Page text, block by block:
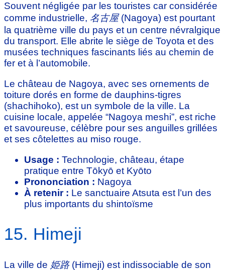
Souvent négligée par les touristes car considérée
comme industrielle, 名古屋(Nagoya) est pourtant
la quatrième ville du pays et un centre névralgique
du transport. Elle abrite le siège de Toyota et des
musées techniques fascinants liés au chemin de
fer et à l’automobile.
Le château de Nagoya, avec ses ornements de
toiture dorés en forme de dauphins-tigres
(shachihoko), est un symbole de la ville. La
cuisine locale, appelée “Nagoya meshi”, est riche
et savoureuse, célèbre pour ses anguilles grillées
et ses côtelettes au miso rouge.
Usage : Technologie, château, étape
pratique entre Tōkyō et Kyōto
Prononciation : Nagoya
À retenir : Le sanctuaire Atsuta est l’un des
plus importants du shintoïsme
15. Himeji
La ville de 姫路(Himeji) est indissociable de son